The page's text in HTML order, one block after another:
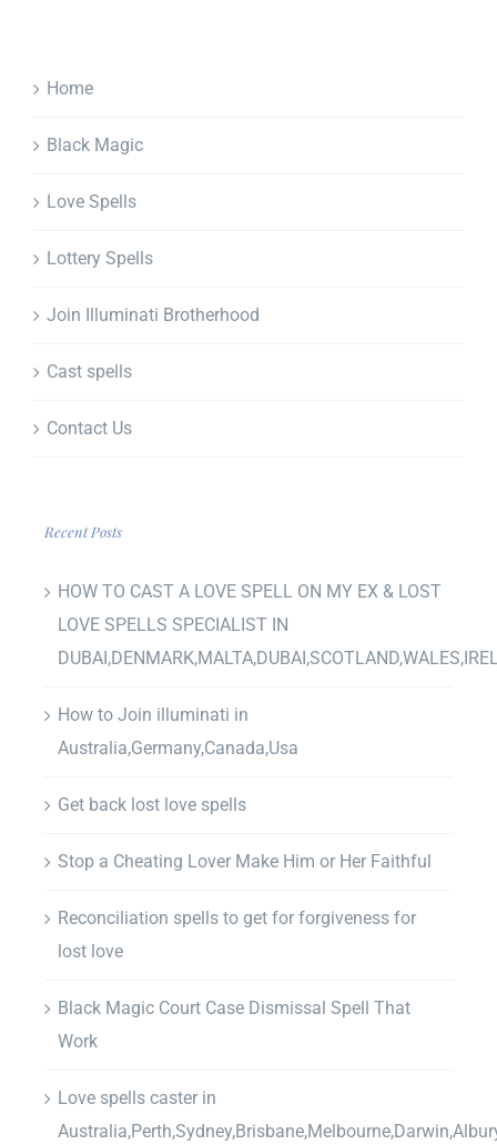
Home
Black Magic
Love Spells
Lottery Spells
Join Illuminati Brotherhood
Cast spells
Contact Us
Recent Posts
HOW TO CAST A LOVE SPELL ON MY EX & LOST
LOVE SPELLS SPECIALIST IN
How to Join illuminati in
Australia,Germany,Canada,Usa
Get back lost love spells
Stop a Cheating Lover Make Him or Her Faithful
Reconciliation spells to get for forgiveness for
lost love
Black Magic Court Case Dismissal Spell That
Work
Love spells caster in